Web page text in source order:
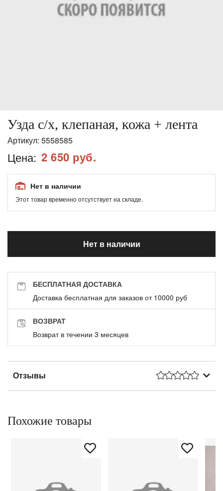
Узда с/х, клепаная, кожа + лента
Артикул: 5558585
Цена: 2 650 руб.
Нет в наличии
Этот товар временно отсутствует на складе.
Нет в наличии
БЕСПЛАТНАЯ ДОСТАВКА
Доставка бесплатная для заказов от 10000 руб
ВОЗВРАТ
Возврат в течении 3 месяцев
Отзывы
Похожие товары